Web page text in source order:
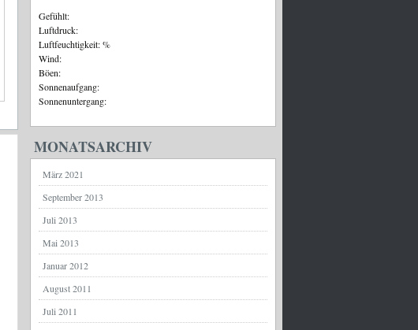
Gefühlt:
Luftdruck:
Luftfeuchtigkeit: %
Wind:
Böen:
Sonnenaufgang:
Sonnenuntergang:
MONATSARCHIV
März 2021
September 2013
Juli 2013
Mai 2013
Januar 2012
August 2011
Juli 2011